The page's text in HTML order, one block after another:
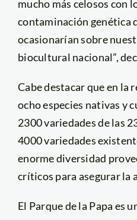
mucho más celosos con
contaminación genética
ocasionarían sobre
biocultural nacional”,
Cabe destacar que en la
ocho especies nativas y
2300 variedades de las
4000 variedades
enorme diversidad
críticos para asegurar la
El Parque de la Papa es